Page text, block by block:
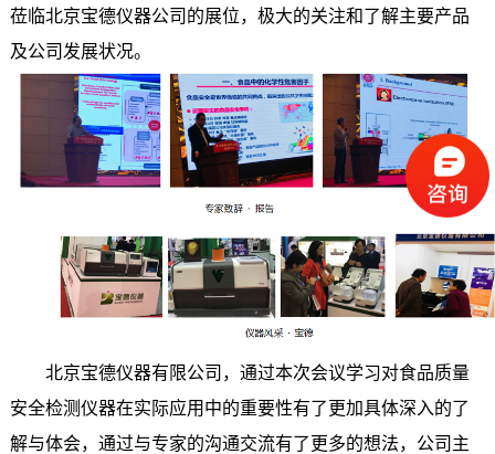
莅临北京宝德仪器公司的展位，极大的关注和了解主要产品
及公司发展状况。
北京宝德仪器有限公司，通过本次会议学习对食品质量
安全检测仪器在实际应用中的重要性有了更加具体深入的了
解与体会，通过与专家的沟通交流有了更多的想法，公司主